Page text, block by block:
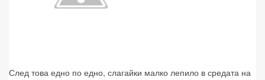
След това едно по едно, слагайки малко лепило в средата на